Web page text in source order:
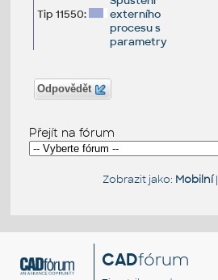
Tip 11550:
externího
procesu s
parametry
Odpovědět
Přejít na fórum
Zobrazit jako: Mobilní|
CADfórum